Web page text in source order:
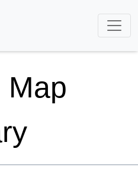
Map